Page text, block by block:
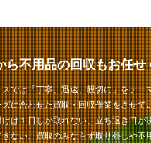
ら不用品の回収もお任せ
では「丁寧、迅速、親切に」をテー
に合わせた買取・回収作業をさせて
は１日しか取れない、立ち退き日が
ない、買取のみならず取り外しや不